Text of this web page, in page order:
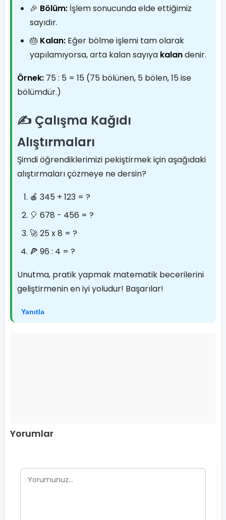
🎉 Bölüm: İşlem sonucunda elde ettiğimiz
sayıdır.
🎂 Kalan: Eğer bölme işlemi tam olarak
yapılamıyorsa, arta kalan sayıya kalandenir.
Örnek: 75 : 5 = 15 (75 bölünen, 5 bölen, 15 ise
bölümdür.)
✍️ Çalışma Kağıdı
Alıştırmaları
Şimdi öğrendiklerimizi pekiştirmek için aşağıdaki
alıştırmaları çözmeye ne dersin?
🍎 345 + 123 = ?
🎈 678 - 456 = ?
🚀 25 x 8 = ?
🍕 96 : 4 = ?
Unutma, pratik yapmak matematik becerilerini
geliştirmenin en iyi yoludur! Başarılar!
Yanıtla
Yorumlar